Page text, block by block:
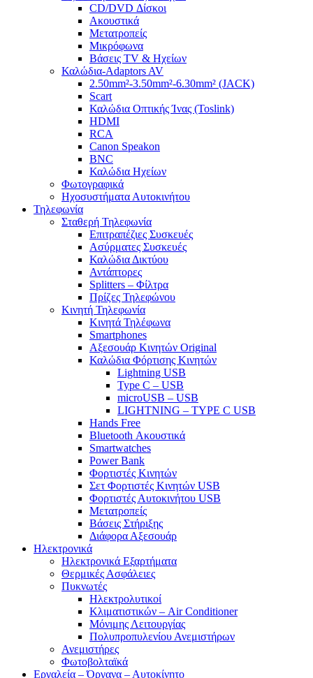
CD/DVD Δίσκοι
Ακουστικά
Μετατροπείς
Μικρόφωνα
Βάσεις TV & Ηχείων
Καλώδια-Adaptors AV
2.50mm²-3.50mm²-6.30mm² (JACK)
Scart
Καλώδια Οπτικής Ίνας (Toslink)
HDMI
RCA
Canon Speakon
BNC
Καλώδια Ηχείων
Φωτογραφικά
Ηχοσυστήματα Αυτοκινήτου
Τηλεφωνία
Σταθερή Τηλεφωνία
Επιτραπέζιες Συσκευές
Ασύρματες Συσκευές
Καλώδια Δικτύου
Αντάπτορες
Splitters – Φίλτρα
Πρίζες Τηλεφώνου
Κινητή Τηλεφωνία
Κινητά Τηλέφωνα
Smartphones
Αξεσουάρ Κινητών Original
Καλώδια Φόρτισης Κινητών
Lightning USB
Type C – USB
microUSB – USB
LIGHTNING – TYPE C USB
Hands Free
Bluetooth Ακουστικά
Smartwatches
Power Bank
Φορτιστές Κινητών
Σετ Φορτιστές Κινητών USB
Φορτιστές Αυτοκινήτου USB
Μετατροπείς
Βάσεις Στήριξης
Διάφορα Αξεσουάρ
Ηλεκτρονικά
Ηλεκτρονικά Εξαρτήματα
Θερμικές Ασφάλειες
Πυκνωτές
Ηλεκτρολυτικοί
Κλιματιστικών – Air Conditioner
Μόνιμης Λειτουργίας
Πολυπροπυλενίου Ανεμιστήρων
Ανεμιστήρες
Φωτοβολταϊκά
Εργαλεία – Όργανα – Αυτοκίνητο